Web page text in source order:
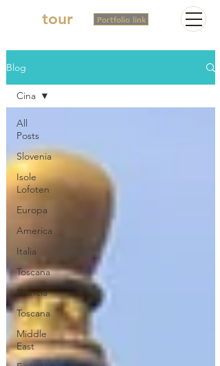
tour Portfolio link
Blog
All
Posts
Slovenia
Isole
Lofoten
Europa
America
Italia
Toscana
Francia
Toscana
Middle
East
Cina